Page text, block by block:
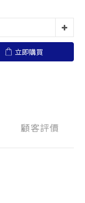
立即購買
顧客評價